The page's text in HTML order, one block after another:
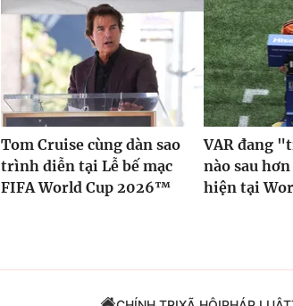
Tom Cruise cùng dàn sao
trình diễn tại Lễ bế mạc
FIFA World Cup 2026™
VAR đang
nào sau
hiện tại